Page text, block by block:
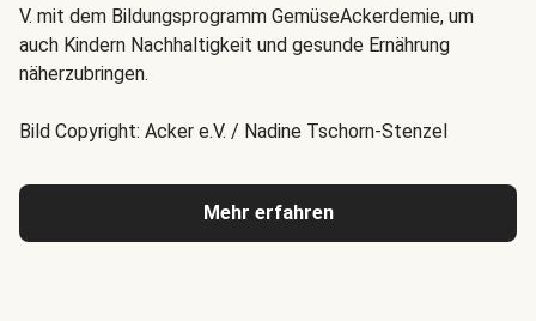
V. mit dem Bildungsprogramm GemüseAckerdemie, um
auch Kindern Nachhaltigkeit und gesunde Ernährung
näherzubringen.
Bild Copyright: Acker e.V. / Nadine Tschorn-Stenzel
Mehr erfahren